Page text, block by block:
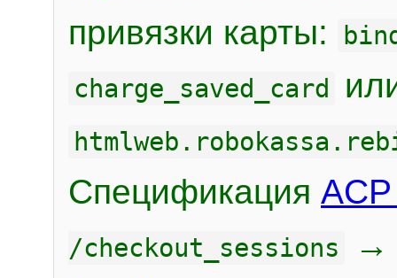
привязки карты:
charge_saved_card
Спецификация
/checkout_sessions